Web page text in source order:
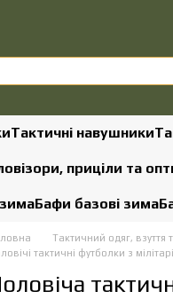
Тактичні навушники
приціли та
Бафи базові зима
Тактичний одяг, взуття
тактичні футболки з